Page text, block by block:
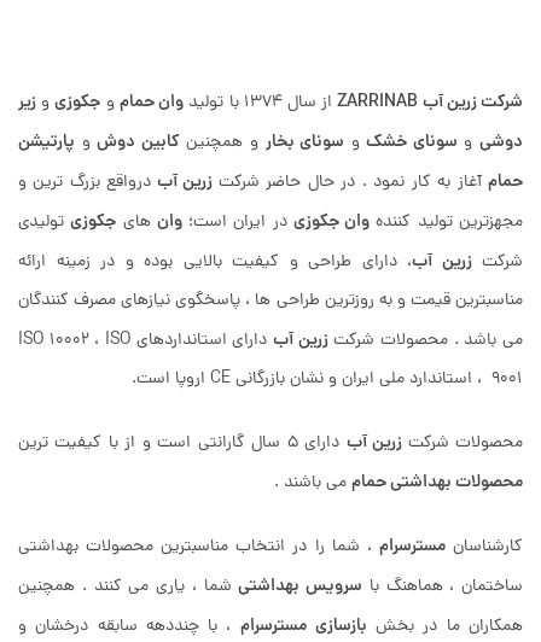
شرکت زرین آب ZARR INAB از سال 1374 با تولید وان حمامو جکوزیو زیر
دوشیو سونای خشکو سونای بخار و همچنین کابین دوشو پارتیشن
حمامآغاز به کار نمود . در حال حاضر شرکت زرین آب درواقع بزرگ ترین و
مجهزترین تولید کننده وان جکوزی در ایران است؛وان های جکوزیتولیدی
شرکتزرین آب، دارای طراحی و کیفیت بالایی بوده و در زمینه ارائه
مناسبترین قیمت و به روزترین طراحی ها ، پاسخگوی نیازهای مصرف کنندگان
می باشد . محصولات شرکتزرین آب
دارای استانداردهای ISO 10002 ، ISO
9001 ، استاندارد ملی ایران و نشان بازرگانی CE اروپا است.
محصولات شرکت زرین آب دارای 5 سال گارانتی است و از با کیفیت ترین
محصولات بهداشتی حماممی باشند .
کارشناسانمسترسرام ، شما را در انتخاب مناسبترین محصولات بهداشتی
ساختمان ، هماهنگ با سرویس بهداشتیشما ، یاری می کنند . همچنین
همکاران ما در بخش بازسازی مسترسرام ، با چنددهه سابقه درخشان و